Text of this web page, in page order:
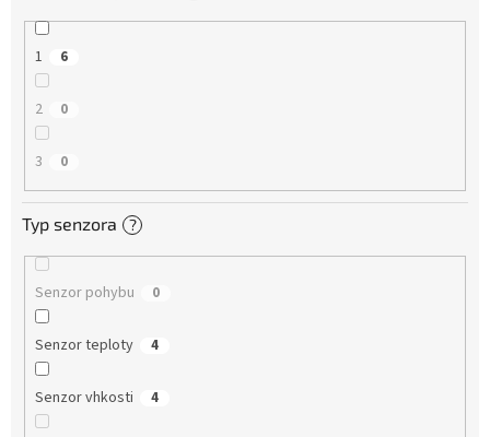
1 6
2 0
3 0
Typ senzora ?
Senzor pohybu 0
Senzor teploty 4
Senzor vhkosti 4